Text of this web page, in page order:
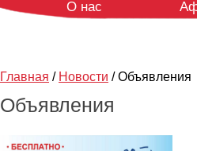
О нас
Главная / Новости / Объявления
Объявления